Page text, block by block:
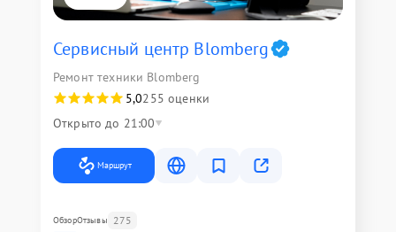
Сервисный центр Blomberg
Ремонт техники Blomberg
5,0255 оценки
Открыто до 21:00
Маршрут
ОбзорОтзывы 275